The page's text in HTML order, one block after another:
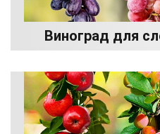
Виноград для